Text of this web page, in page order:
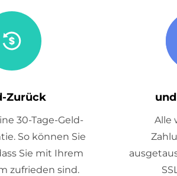
Zurück
30-Tage-Geld-
So können Sie
Sie mit Ihrem
zufrieden sind.
Alle